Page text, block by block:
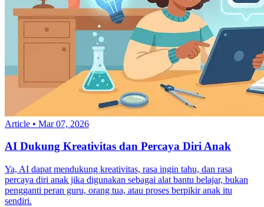
Article • Mar 07, 2026
AI Dukung Kreativitas dan Percaya Diri Anak
Ya, AI dapat mendukung kreativitas, rasa ingin tahu, dan rasa
percaya diri anak jika digunakan sebagai alat bantu belajar, bukan
pengganti peran guru, orang tua, atau proses berpikir anak itu
sendiri.